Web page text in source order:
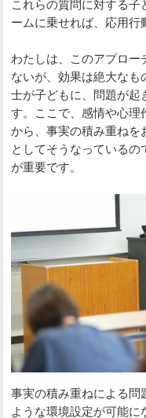
これらの質問に対する子
ームに乗せれば、応用行
わたしは、このアプロー
ないが、効果は絶大な
士が子どもに、問題が起
す。ここで、感情や心理
から、事実の積み重ねを
としてそうなっているの
が重要です。
事実の積み重ねによる問
ような環境設定が可能